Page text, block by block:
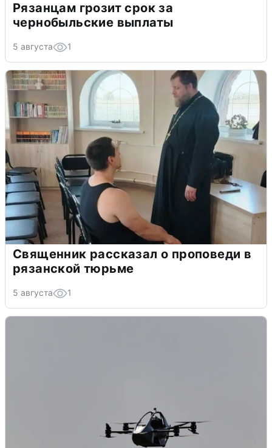
Рязанцам грозит срок за
чернобыльские выплаты
5 августа 1
Священник рассказал о проповеди в
рязанской тюрьме
5 августа 1